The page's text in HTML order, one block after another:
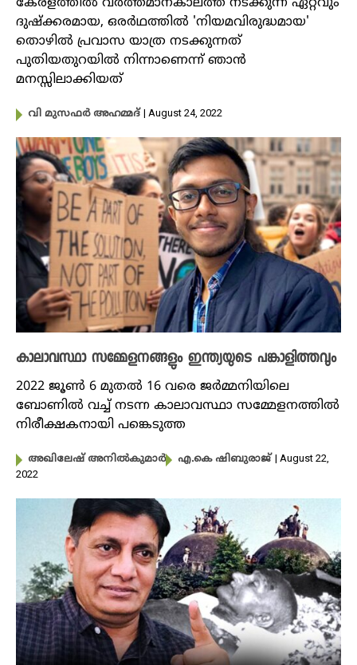
കേരളത്തിൽ വർത്തമാനകാലത്ത് നടക്കുന്ന ഏറ്റവും
ദുഷ്ക്കരമായ, ഒരർഥത്തിൽ 'നിയമവിരുദ്ധമായ'
തൊഴിൽ പ്രവാസ യാത്ര നടക്കുന്നത്
പുതിയതുറയിൽ നിന്നാണെന്ന് ഞാൻ
മനസ്സിലാക്കിയത്
വി മുസഫർ അഹമ്മദ് | August 24, 2022
കാലാവസ്ഥാ സമ്മേളനങ്ങളും ഇന്ത്യയുടെ പങ്കാളിത്തവും
2022 ജൂൺ 6 മുതൽ 16 വരെ ജർമ്മനിയിലെ
ബോണിൽ വച്ച് നടന്ന കാലാവസ്ഥാ സമ്മേളനത്തിൽ
നിരീക്ഷകനായി പങ്കെടുത്ത
അഖിലേഷ് അനിൽകുമാർ എ.കെ ഷിബുരാജ് | August 22,
2022